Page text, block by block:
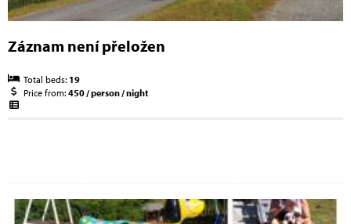
Záznam není přeložen
Total beds: 19
Price from: 450 / person / night